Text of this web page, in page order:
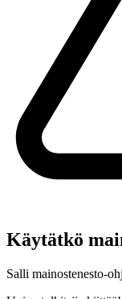
Käytätkö
Salli mainostenesto-